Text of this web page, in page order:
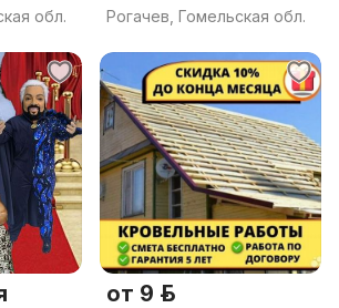
обл.
Рогачев, Гомельская обл.
от 9 р.